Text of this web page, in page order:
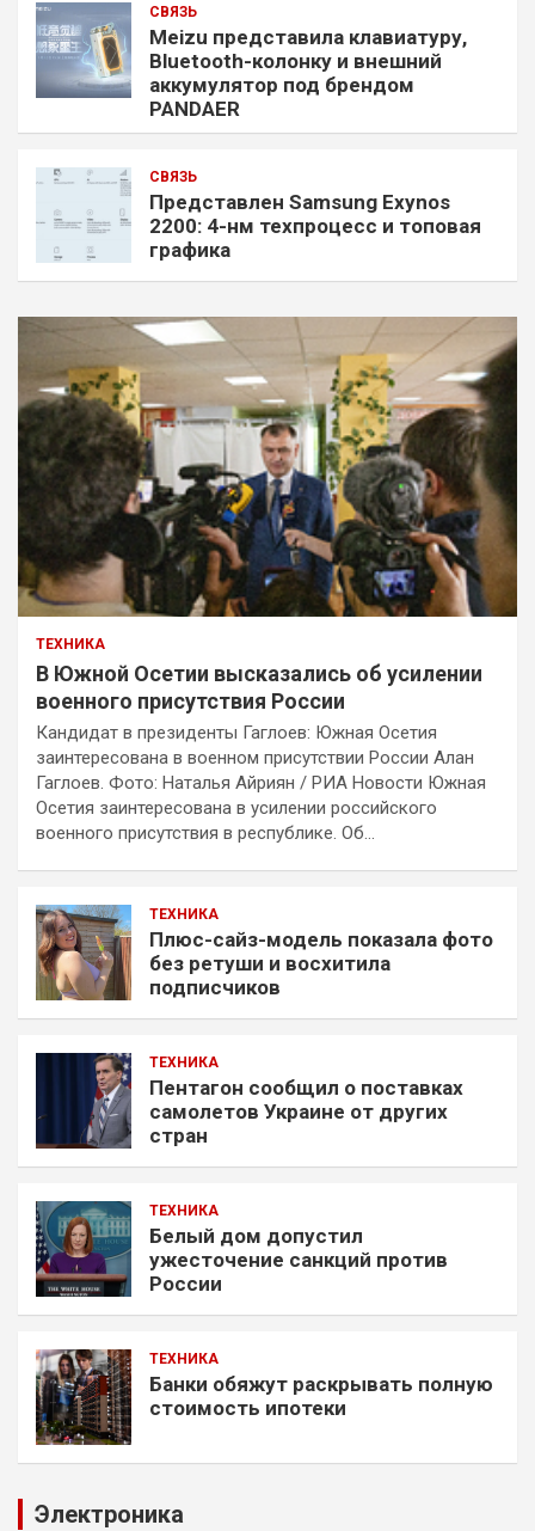
СВЯЗЬ
Meizu представила клавиатуру,
Bluetooth-колонку и внешний
аккумулятор под брендом
PANDAER
СВЯЗЬ
Представлен Samsung Exynos
2200: 4-нм техпроцесс и топовая
графика
ТЕХНИКА
В Южной Осетии высказались об усилении
военного присутствия России
Кандидат в президенты Гаглоев: Южная Осетия
заинтересована в военном присутствии России Алан
Гаглоев. Фото: Наталья Айриян / РИА Новости Южная
Осетия заинтересована в усилении российского
военного присутствия в республике. Об…
ТЕХНИКА
Плюс-сайз-модель показала фото
без ретуши и восхитила
подписчиков
ТЕХНИКА
Пентагон сообщил о поставках
самолетов Украине от других
стран
ТЕХНИКА
Белый дом допустил
ужесточение санкций против
России
ТЕХНИКА
Банки обяжут раскрывать полную
стоимость ипотеки
Электроника